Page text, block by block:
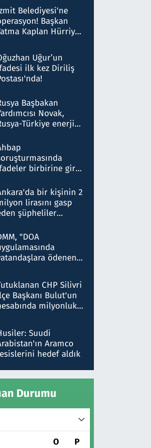
liralık para
tespit edildi
Belediyesi'ne
Başkan
Kaplan Hürriyet
Uğur’un
ilk kez Diriliş
Başbakan
Novak,
Türkiye enerji
olduğunu
birbirine girdi:
ortaya
tablo şok etti
bir kişinin 2
lirasını gasp
şüpheliler
"DOA
ödenen
düşürüldüğü" iddiasını
CHP Silivri
Başkanı Bulut'un
milyonluk
talimat verdi, ben
Suudi
Aramco
hedef aldık
Durumu
O P